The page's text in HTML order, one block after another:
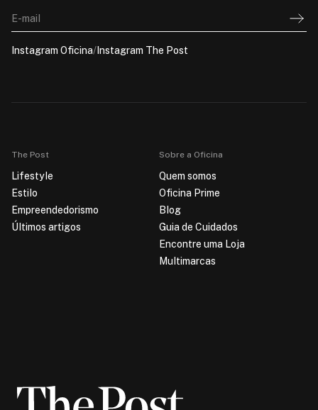
E-mail
Instagram Oficina/ Instagram The Post
The Post
Lifestyle
Estilo
Empreendedorismo
Últimos artigos
Sobre a Oficina
Quem somos
Oficina Prime
Blog
Guia de Cuidados
Encontre uma Loja
Multimarcas